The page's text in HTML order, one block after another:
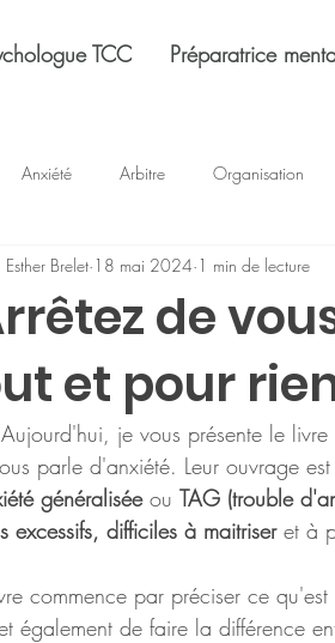
TCC Préparatrice
Anxiété Arbitre Organisation
Groupe Chez la psy Deuil
de
et pour
Esther Brelet 18 mai 2024 1 min de lecture
Aujourd'hui, je vous présente le
parle d'anxiété. Leur ouvrage est
généralisée ou TAG (trouble
excessifs, difficiles à maitriser et à
commence par préciser ce
également de faire la différence